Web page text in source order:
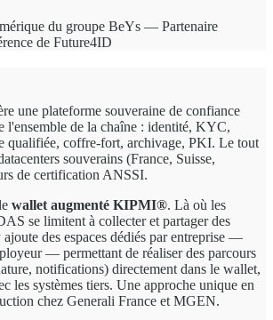
du groupe BeYs — Partenaire
de Future4ID
une plateforme souveraine de confiance
l'ensemble de la chaîne : identité, KYC,
qualifiée, coffre-fort, archivage, PKI. Le tout
souverains (France, Suisse,
de certification ANSSI.
wallet augmenté KIPMI®. Là où les
se limitent à collecter et partager des
des espaces dédiés par entreprise —
— permettant de réaliser des parcours
notifications) directement dans le wallet,
les systèmes tiers. Une approche unique en
chez Generali France et MGEN.